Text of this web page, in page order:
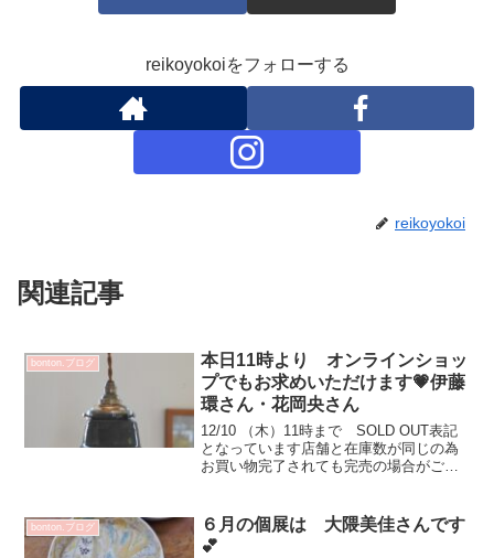
reikoyokoiをフォローする
reikoyokoi
関連記事
bonton.ブログ
本日11時より オンラインショッ
プでもお求めいただけます💗伊藤
環さん・花岡央さん
12/10 （木）11時まで SOLD OUT表記
となっています店舗と在庫数が同じの為
お買い物完了されても完売の場合がござ
伊藤環 錆銀彩皿型ランプシェード
242...
bonton.ブログ
６月の個展は 大隈美佳さんです
💕